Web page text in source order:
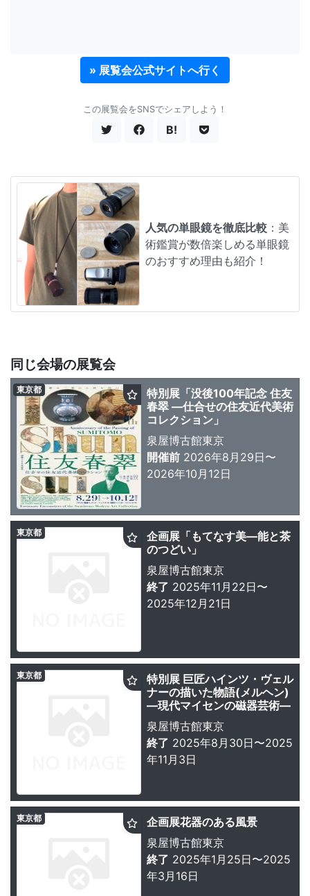
» 展覧会公式サイトへ行く
この展覧会をSNSでシェアしよう！
B!
人気の単眼鏡を徹底比較 ：美
術鑑賞が数倍楽しめる単眼鏡
のおすすめ理由も紹介！
同じ会場の展覧会
特別展「没後100年記念 住友
春翠 ―仕合せの住友近代美術
コレクション」
泉屋博古館東京
開催前 2026年8月29日〜
2026年10月12日
東京都
企画展「もてなす美―能と茶
のつどい」
泉屋博古館東京
終了 2025年11月22日〜
2025年12月21日
東京都
特別展 巨匠ハインツ・ヴェル
ナーの描いた物語(メルヘン)
—現代マイセンの磁器芸術―
泉屋博古館東京
終了 2025年8月30日〜2025
年11月3日
東京都
企画展花器のある風景
泉屋博古館東京
終了 2025年1月25日〜2025
年3月16日
東京都